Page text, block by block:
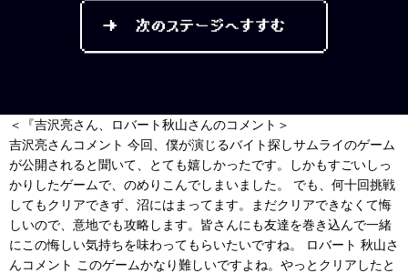
＜『吉沢亮さん、ロバート秋山さんのコメント＞
吉沢亮さんコメント 今回、僕が演じるバイト探しサムライのゲーム
が公開されると聞いて、とても嬉しかったです。しかもすごいしっ
かりしたゲームで、のめりこんでしまいました。 でも、何十回挑戦
してもクリアできず、沼にはまってます。まだクリアできなくて悔
しいので、意地でも攻略します。皆さんにも友達を巻き込んで一緒
にこの悔しい気持ちを味わってもらいたいですね。 ロバート 秋山さ
んコメント このゲームかなり難しいですよね。やっとクリアしたと